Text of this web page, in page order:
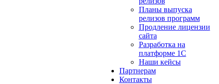
Планы выпуска
релизов программ
Продление лицензии
сайта
Разработка на
платформе 1С
Наши кейсы
Партнерам
Контакты